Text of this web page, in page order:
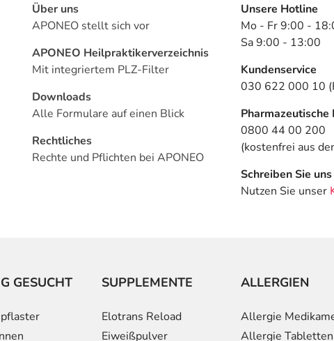
Über uns
APONEO stellt sich vor
APONEO Heilpraktikerverzeichnis
Mit integriertem PLZ-Filter
Downloads
Alle Formulare auf einen Blick
Rechtliches
Rechte und Pflichten bei APONEO
Unsere Hotline
Mo - Fr 9:00 -
Sa 9:00 - 13:00
Kundenservice
030 622 000 10
Pharmazeutische
0800 44 00 200
(kostenfrei aus
Schreiben Sie uns
Nutzen Sie unser
GESUCHT SUPPLEMENTE
Elotrans Reload
Eiweißpulver
ALLERGIEN
Allergie
Allergie Tabletten